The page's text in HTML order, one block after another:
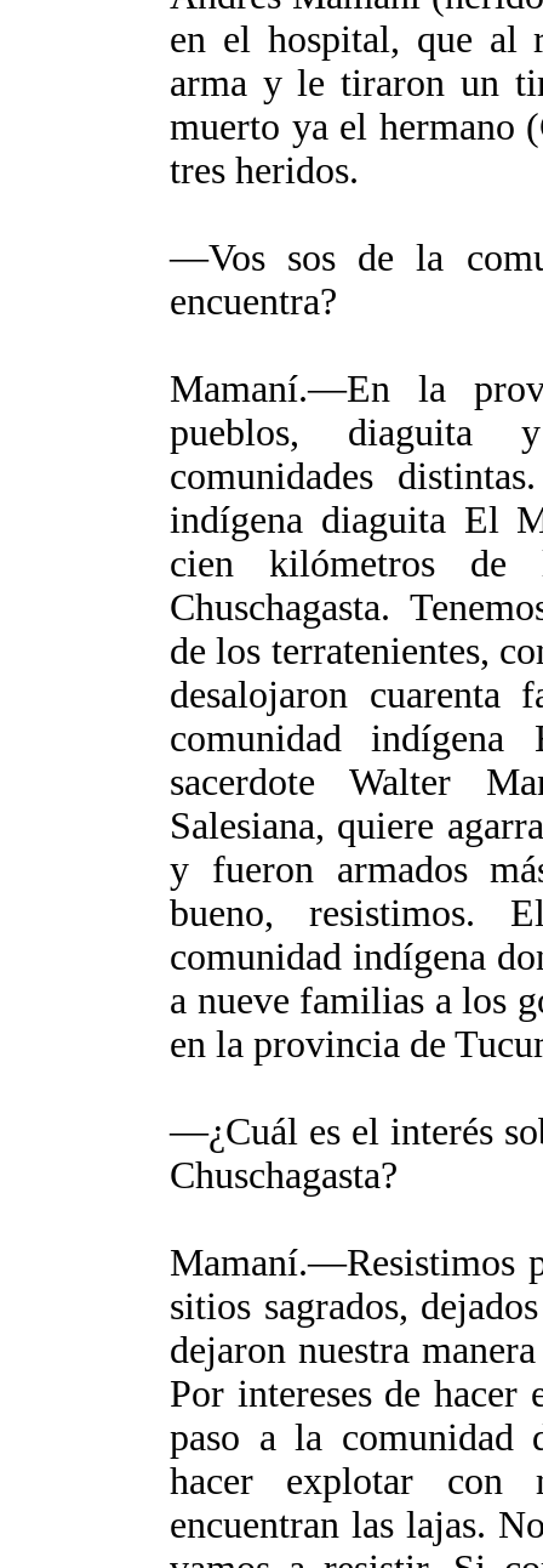
en el hospital, que al
arma y le tiraron un
muerto ya el hermano
tres heridos.
―Vos sos de la
encuentra?
Mamaní.―En la
pueblos, diaguita
comunidades
indígena diaguita El
cien kilómetros de
Chuschagasta.
de los terratenientes,
desalojaron cuarenta
comunidad
sacerdote Walter
Salesiana, quiere
y fueron armados
bueno, resistimos.
comunidad indígena
a nueve familias a los
en la provincia de
―¿Cuál es el interés
Chuschagasta?
Mamaní.―Resistimos
sitios sagrados,
dejaron nuestra
Por intereses de hacer
paso a la comunidad
hacer explotar con
encuentran las lajas.